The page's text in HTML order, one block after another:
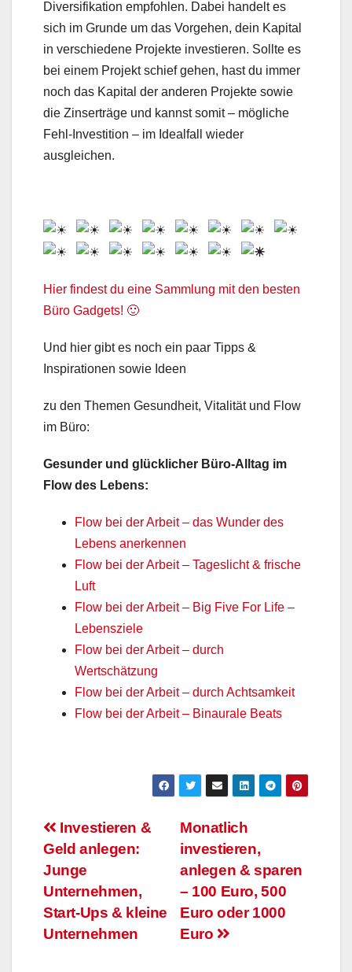
Diversifikation empfohlen. Dabei handelt es
sich im Grunde um das Vorgehen, dein Kapital
in verschiedene Projekte investieren. Sollte es
bei einem Projekt schief gehen, hast du immer
noch das Kapital der anderen Projekte sowie
die Zinserträge und kannst somit – mögliche
Fehl-Investition – im Idealfall wieder
ausgleichen.
Hier findest du eine Sammlung mit den besten
Büro Gadgets! 🙂
Und hier gibt es noch ein paar Tipps &
Inspirationen sowie Ideen
zu den Themen Gesundheit, Vitalität und Flow
im Büro:
Gesunder und glücklicher Büro-Alltag im
Flow des Lebens:
Flow bei der Arbeit – das Wunder des
Lebens anerkennen
Flow bei der Arbeit – Tageslicht & frische
Luft
Flow bei der Arbeit – Big Five For Life –
Lebensziele
Flow bei der Arbeit – durch
Wertschätzung
Flow bei der Arbeit – durch Achtsamkeit
Flow bei der Arbeit – Binaurale Beats
Beitragsnavigation
Monatlich
investieren,
anlegen & sparen
– 100 Euro, 500
Euro oder 1000
Euro
Investieren &
Geld anlegen:
Junge
Unternehmen,
Start-Ups & kleine
Unternehmen